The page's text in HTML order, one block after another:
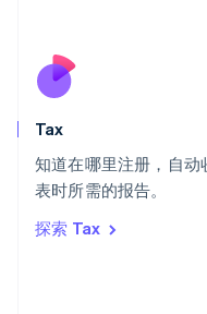
Tax
知道在哪里注册，自
表时所需的报告。
探索 Tax
English
斯洛伐克
泰国
ไทยEnglish
English